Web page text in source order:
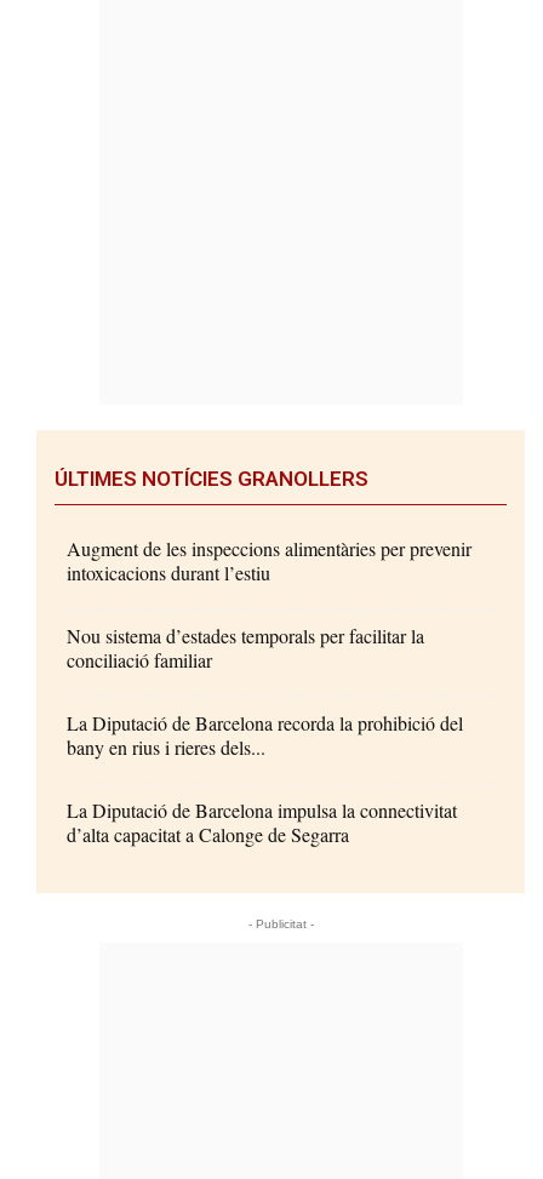
ÚLTIMES NOTÍCIES GRANOLLERS
Augment de les inspeccions alimentàries per prevenir
intoxicacions durant l’estiu
Nou sistema d’estades temporals per facilitar la
conciliació familiar
La Diputació de Barcelona recorda la prohibició del
bany en rius i rieres dels...
La Diputació de Barcelona impulsa la connectivitat
d’alta capacitat a Calonge de Segarra
- Publicitat -